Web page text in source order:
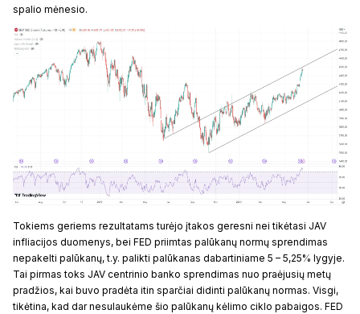
spalio mėnesio.
Tokiems geriems rezultatams turėjo įtakos geresni nei tikėtasi JAV
infliacijos duomenys, bei FED priimtas palūkanų normų sprendimas
nepakelti palūkanų, t.y. palikti palūkanas dabartiniame 5 – 5,25% lygyje.
Tai pirmas toks JAV centrinio banko sprendimas nuo praėjusių metų
pradžios, kai buvo pradėta itin sparčiai didinti palūkanų normas. Visgi,
tikėtina, kad dar nesulaukėme šio palūkanų kėlimo ciklo pabaigos. FED